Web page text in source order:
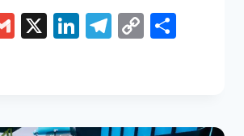
Gmail
X LinkedIn
Telegram
Copy